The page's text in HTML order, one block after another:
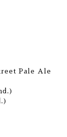
Pale Ale